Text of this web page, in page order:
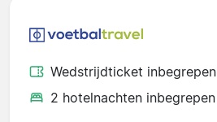
Wedstrijdticket inbegrepen
2 hotelnachten inbegrepen